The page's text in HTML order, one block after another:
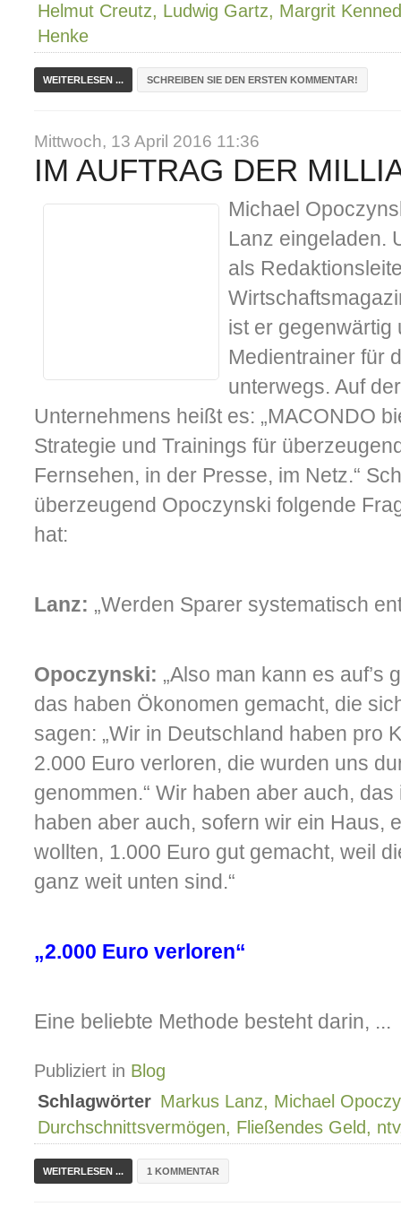
Helmut Creutz, Ludwig Gartz, Margrit
Henke
SCHREIBEN SIE DEN ERSTEN KOMMENTAR!
WEITERLESEN ...
Mittwoch, 13 April 2016 11:36
IM AUFTRAG DER
Michael
Lanz eingeladen.
als
ist er gegenwärtig
Medientrainer für
unterwegs. Auf
Unternehmens heißt es: „MACONDO
Strategie und Trainings für
Fernsehen, in der Presse, im Netz.“
überzeugend Opoczynski folgende
hat:
Lanz: „Werden Sparer systematisch
Opoczynski: „Also man kann es auf’s
das haben Ökonomen gemacht, die
sagen: „Wir in Deutschland haben pro
2.000 Euro verloren, die wurden uns
genommen.“ Wir haben aber auch,
haben aber auch, sofern wir ein Haus,
wollten, 1.000 Euro gut gemacht, weil
ganz weit unten sind.“
„2.000 Euro verloren“
Eine beliebte Methode besteht darin, ...
Publiziert in Blog
Schlagwörter Markus Lanz, Michael
Durchschnittsvermögen, Fließendes Geld,
1 KOMMENTAR
WEITERLESEN ...